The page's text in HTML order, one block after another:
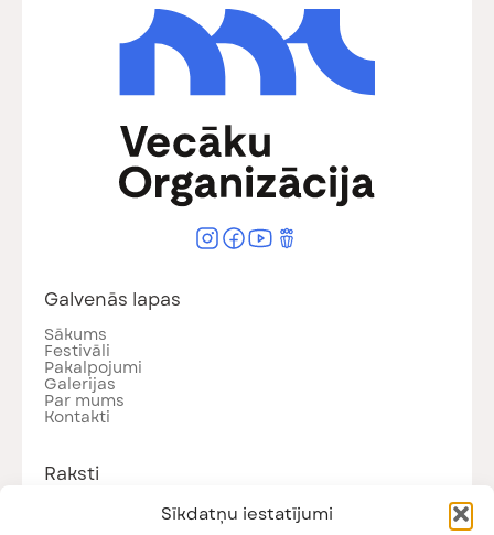
Sīkdatņu iestatījumi
Galvenās lapas
Sākums
Festivāli
Pakalpojumi
Galerijas
Par mums
Kontakti
Raksti